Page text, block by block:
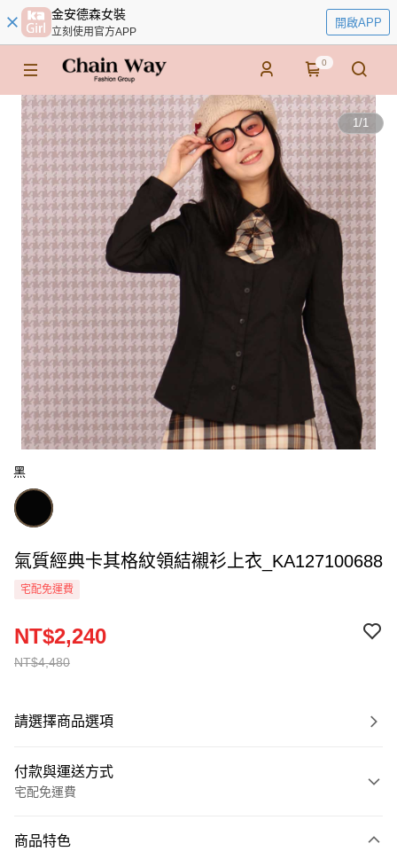
金安德森女裝
立刻使用官方APP
開啟APP
0
1/1
黑
氣質經典卡其格紋領結襯衫上衣_KA127100688
宅配免運費
NT$4,480
NT$2,240
請選擇商品選項
付款與運送方式
宅配免運費
信用卡一次付款
商品特色